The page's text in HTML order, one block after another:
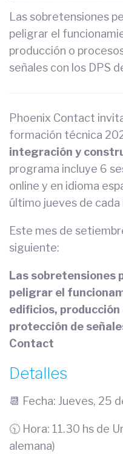
Las sobretensiones
peligrar el
producción o
señales con los DPS
Phoenix Contact
formación técnica
integración y
programa incluye 6
online y en idioma
último jueves de cada
Este mes de
siguiente:
Las sobretensiones
peligrar el
edificios, producción
protección de
Contact
Detalles
📆 Fecha: Jueves, 25
🕥 Hora: 11.30 hs de
alemana)